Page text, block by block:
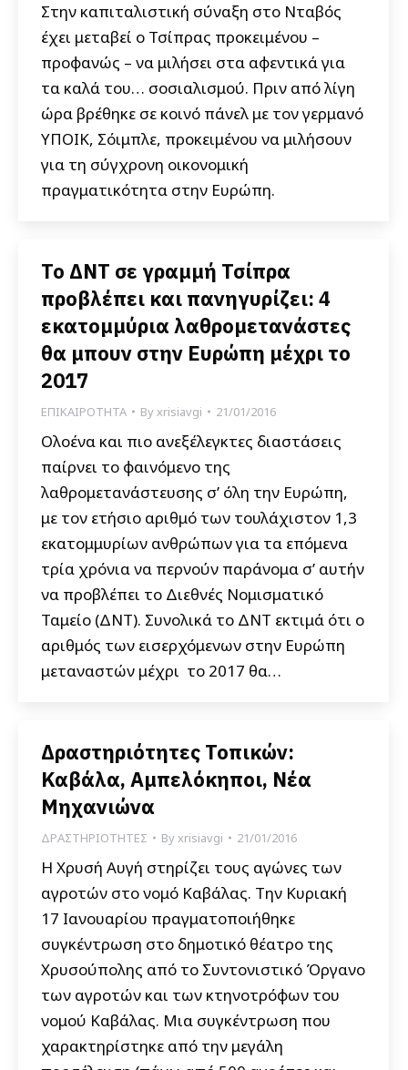
Στην καπιταλιστική σύναξη στο Νταβός
έχει μεταβεί ο Τσίπρας προκειμένου –
προφανώς – να μιλήσει στα αφεντικά για
τα καλά του… σοσιαλισμού. Πριν από λίγη
ώρα βρέθηκε σε κοινό πάνελ με τον γερμανό
ΥΠΟΙΚ, Σόιμπλε, προκειμένου να μιλήσουν
για τη σύγχρονη οικονομική
πραγματικότητα στην Ευρώπη.
Το ΔΝΤ σε γραμμή Τσίπρα
προβλέπει και πανηγυρίζει: 4
εκατομμύρια λαθρομετανάστες
θα μπουν στην Ευρώπη μέχρι το
2017
ΕΠΙΚΑΙΡΟΤΗΤΑ Byxrisiavgi 21/01/2016
Ολοένα και πιο ανεξέλεγκτες διαστάσεις
παίρνει το φαινόμενο της
λαθρομετανάστευσης σ’ όλη την Ευρώπη,
με τον ετήσιο αριθμό των τουλάχιστον 1,3
εκατομμυρίων ανθρώπων για τα επόμενα
τρία χρόνια να περνούν παράνομα σ’ αυτήν
να προβλέπει το Διεθνές Νομισματικό
Ταμείο (ΔΝΤ). Συνολικά το ΔΝΤ εκτιμά ότι ο
αριθμός των εισερχόμενων στην Ευρώπη
μεταναστών μέχρι το 2017 θα…
Δραστηριότητες Τοπικών:
Καβάλα, Αμπελόκηποι, Νέα
Μηχανιώνα
ΔΡΑΣΤΗΡΙΟΤΗΤΕΣ Byxrisiavgi 21/01/2016
Η Χρυσή Αυγή στηρίζει τους αγώνες των
αγροτών στο νομό Καβάλας. Την Κυριακή
17 Ιανουαρίου πραγματοποιήθηκε
συγκέντρωση στο δημοτικό θέατρο της
Χρυσούπολης από το Συντονιστικό Όργανο
των αγροτών και των κτηνοτρόφων του
νομού Καβάλας. Μια συγκέντρωση που
χαρακτηρίστηκε από την μεγάλη